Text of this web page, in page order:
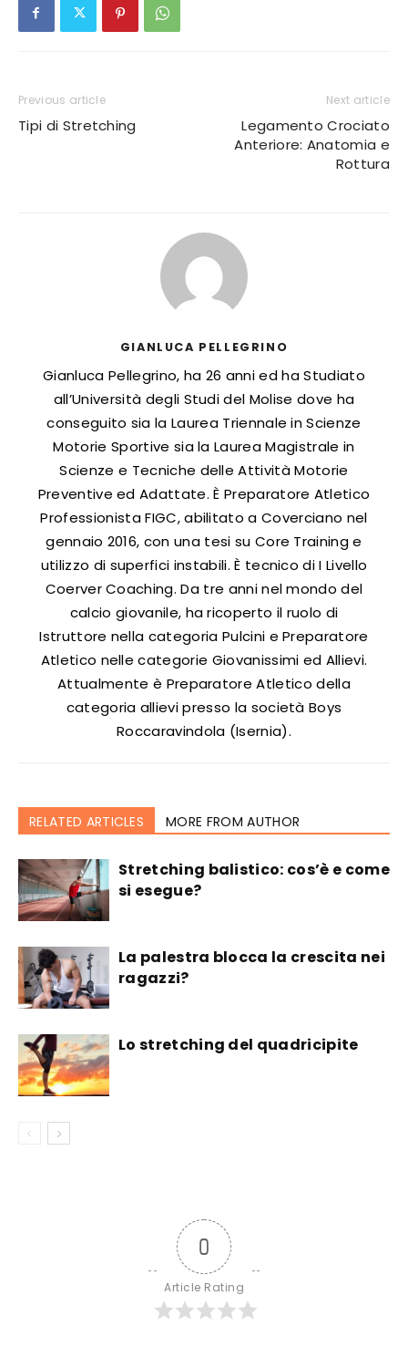
Previous article
Tipi di Stretching
Next article
Legamento Crociato
Anteriore: Anatomia e
Rottura
GIANLUCA PELLEGRINO
Gianluca Pellegrino, ha 26 anni ed ha Studiato
all’Università degli Studi del Molise dove ha
conseguito sia la Laurea Triennale in Scienze
Motorie Sportive sia la Laurea Magistrale in
Scienze e Tecniche delle Attività Motorie
Preventive ed Adattate. È Preparatore Atletico
Professionista FIGC, abilitato a Coverciano nel
gennaio 2016, con una tesi su Core Training e
utilizzo di superfici instabili. È tecnico di I Livello
Coerver Coaching. Da tre anni nel mondo del
calcio giovanile, ha ricoperto il ruolo di
Istruttore nella categoria Pulcini e Preparatore
Atletico nelle categorie Giovanissimi ed Allievi.
Attualmente è Preparatore Atletico della
categoria allievi presso la società Boys
Roccaravindola (Isernia).
RELATED ARTICLES MORE FROM AUTHOR
Stretching balistico: cos’è e come
si esegue?
La palestra blocca la crescita nei
ragazzi?
Lo stretching del quadricipite
0
Article Rating